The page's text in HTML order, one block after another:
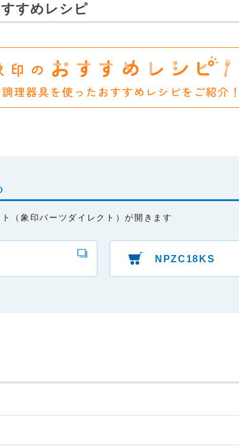
問い合わせくださいますようお願いします。
意を払っておりますが、以下の点について、弊社は何ら
あり、安全であること。
と。
すめレシピ
（象印パーツダイレクト）が開きます
NPZC18KS